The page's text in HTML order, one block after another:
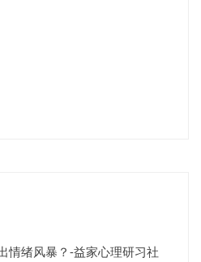
情绪风暴？-益家心理研习社